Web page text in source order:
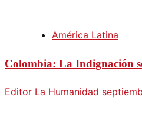
América Latina
Colombia: La Indignación
Editor La Humanidad